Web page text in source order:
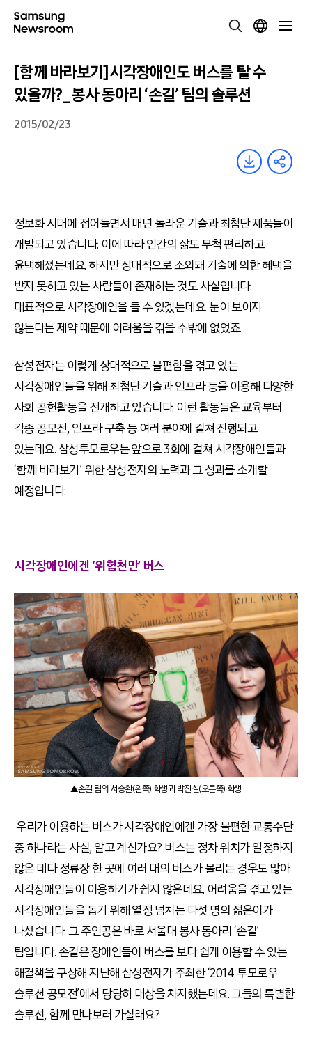
[함께 바라보기]시각장애인도 버스를 탈 수
있을까?_봉사 동아리 ‘손길’ 팀의 솔루션
2015/02/23
정보화 시대에 접어들면서 매년 놀라운 기술과 최첨단 제품들이
개발되고 있습니다. 이에 따라 인간의 삶도 무척 편리하고
윤택해졌는데요. 하지만 상대적으로 소외돼 기술에 의한 혜택을
받지 못하고 있는 사람들이 존재하는 것도 사실입니다.
대표적으로 시각장애인을 들 수 있겠는데요. 눈이 보이지
않는다는 제약 때문에 어려움을 겪을 수밖에 없었죠.
삼성전자는 이렇게 상대적으로 불편함을 겪고 있는
시각장애인들을 위해 최첨단 기술과 인프라 등을 이용해 다양한
사회 공헌활동을 전개하고 있습니다. 이런 활동들은 교육부터
각종 공모전, 인프라 구축 등 여러 분야에 걸쳐 진행되고
있는데요. 삼성투모로우는 앞으로 3회에 걸쳐 시각장애인들과
‘함께 바라보기’ 위한 삼성전자의 노력과 그 성과를 소개할
예정입니다.
시각장애인에겐 ‘위험천만’ 버스
▲손길 팀의 서승환(왼쪽) 학생과 박진실(오른쪽) 학생
우리가 이용하는 버스가 시각장애인에겐 가장 불편한 교통수단
중 하나라는 사실, 알고 계신가요? 버스는 정차 위치가 일정하지
않은 데다 정류장 한 곳에 여러 대의 버스가 몰리는 경우도 많아
시각장애인들이 이용하기가 쉽지 않은데요. 어려움을 겪고 있는
시각장애인들을 돕기 위해 열정 넘치는 다섯 명의 젊은이가
나섰습니다. 그 주인공은 바로 서울대 봉사 동아리 ‘손길’
팀입니다. 손길은 장애인들이 버스를 보다 쉽게 이용할 수 있는
해결책을 구상해 지난해 삼성전자가 주최한 ‘2014 투모로우
솔루션 공모전’에서 당당히 대상을 차지했는데요. 그들의 특별한
솔루션, 함께 만나보러 가실래요?